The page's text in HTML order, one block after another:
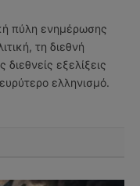
πύλη ενημέρωσης
τη διεθνή
εξελίξεις
ελληνισμό.